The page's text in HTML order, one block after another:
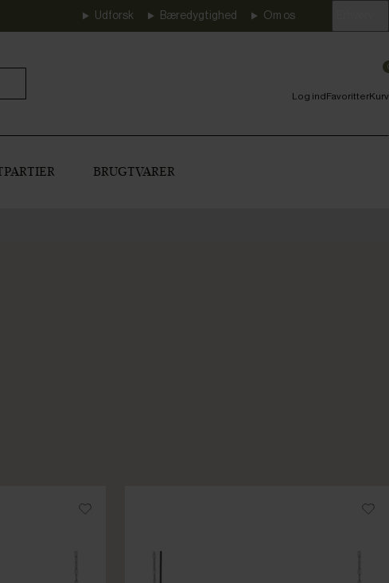
Udforsk Bæredygtighed Om os
Log indFavoritterKurv
BRUGTVARER